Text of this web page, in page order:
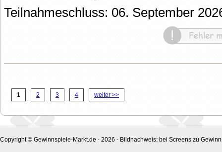
Teilnahmeschluss: 06. September
1 2 3 4 weiter >>
Copyright © Gewinnspiele-Markt.de - 2026 - Bildnachweis: bei Screens zu